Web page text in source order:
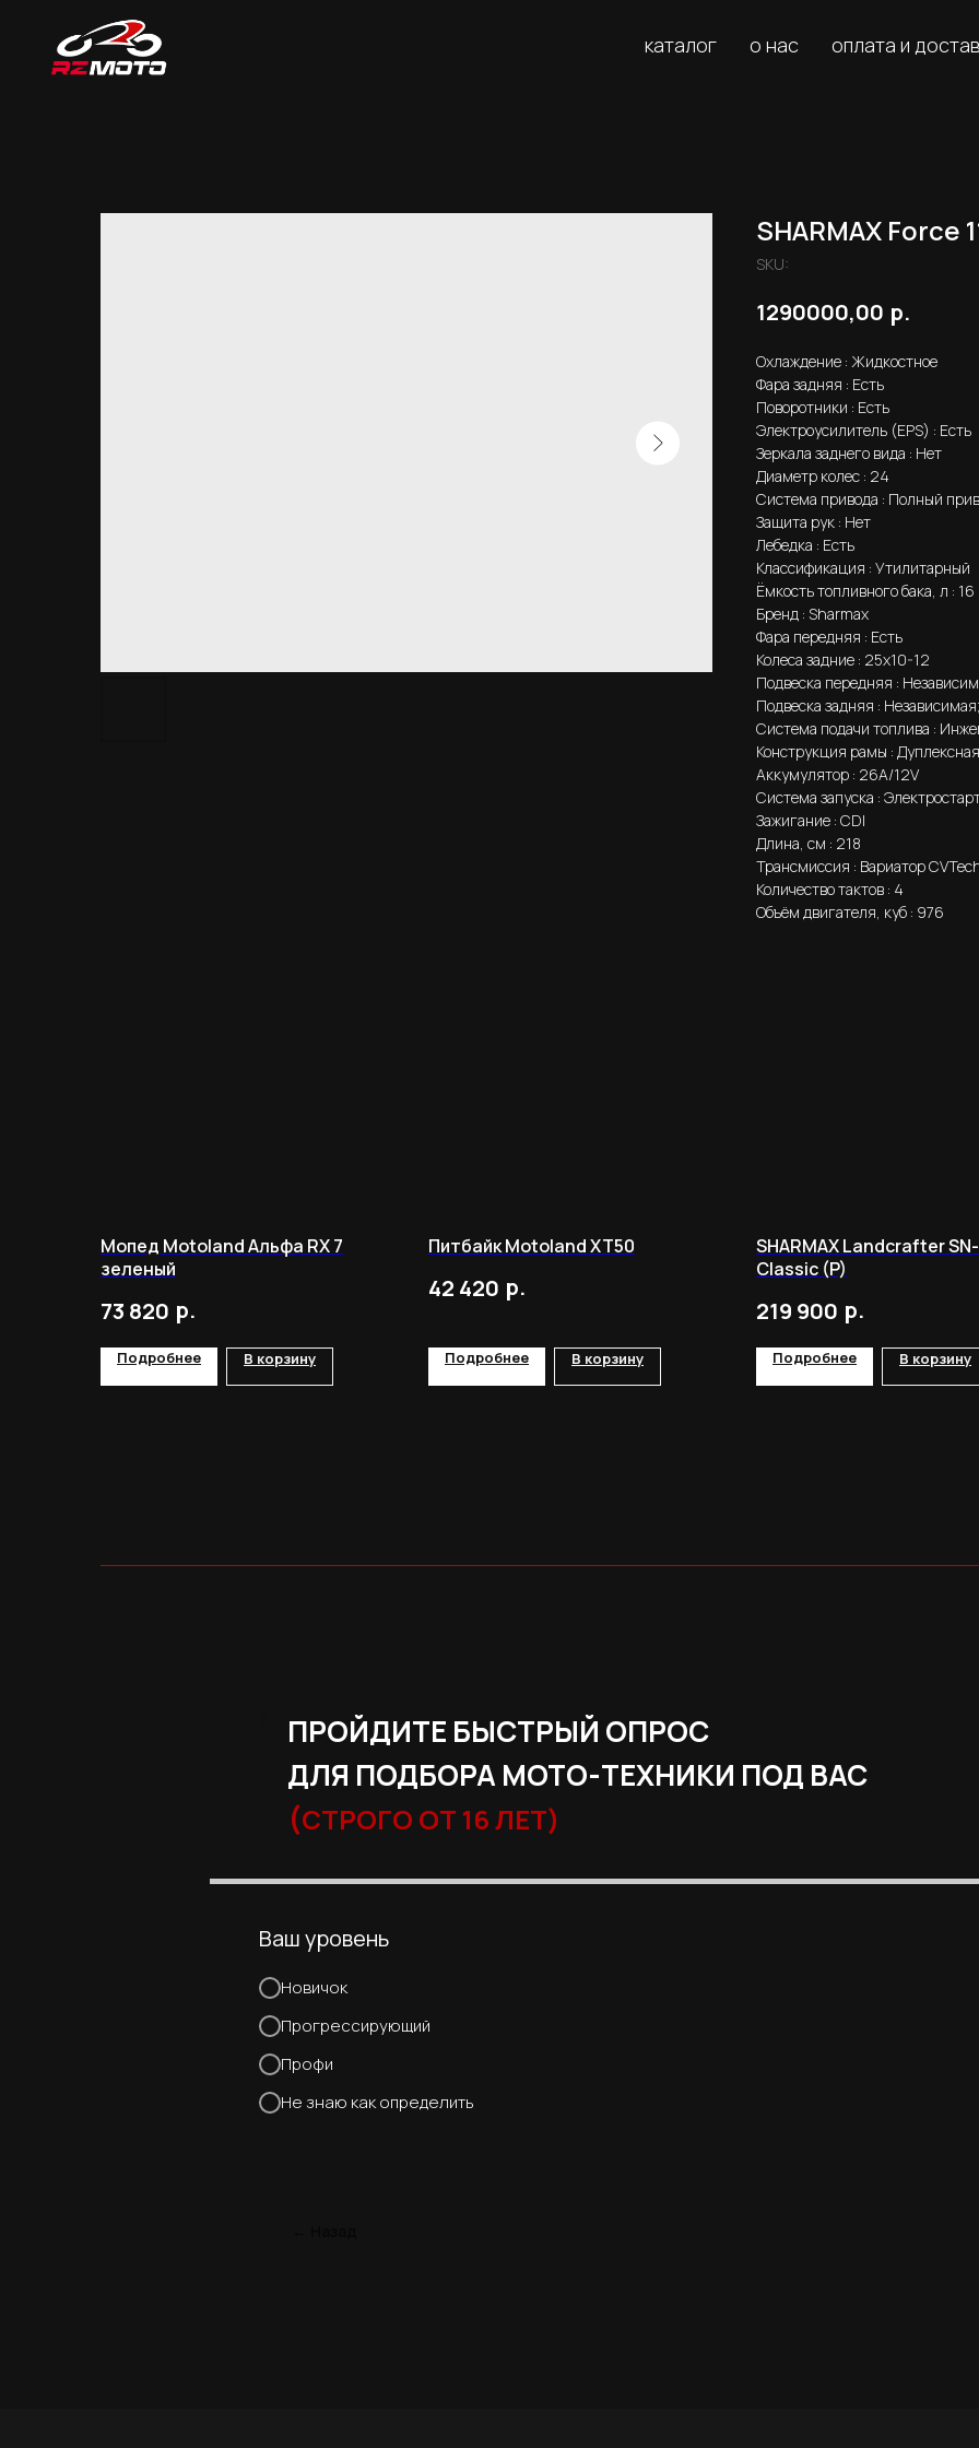
каталог о нас оплата и
SHARMAX Force
SKU:
1290000,00 р.
Охлаждение : Жидкостное
Фара задняя : Есть
Поворотники : Есть
Электроусилитель (EPS) : Есть
Зеркала заднего вида : Нет
Диаметр колес : 24
Система привода : Полный
Защита рук : Нет
Лебедка : Есть
Классификация : Утилитарный
Ёмкость топливного бака, л : 16
Бренд : Sharmax
Фара передняя : Есть
Колеса задние : 25х10-12
Подвеска передняя :
Подвеска задняя :
Система подачи топлива :
Конструкция рамы :
Аккумулятор : 26A/12V
Система запуска :
Зажигание : CDI
Длина, см : 218
Трансмиссия : Вариатор
Количество тактов : 4
Объём двигателя, куб : 976
Мопед Motoland Альфа RX 7
зеленый
73 820 р.
Подробнее В корзину
Питбайк Motoland XT50
42 420 р.
Подробнее В корзину
SHARMAX Landcrafter
Classic (P)
219 900 р.
Подробнее В корзину
ПРОЙДИТЕ БЫСТРЫЙ ОПРОС
ДЛЯ ПОДБОРА МОТО-ТЕХНИКИ ПОД ВАС
(СТРОГО ОТ 16 ЛЕТ)
Ваш уровень
Новичок
Прогрессирующий
Профи
Не знаю как определить